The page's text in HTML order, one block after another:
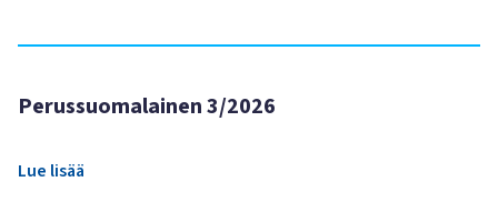
Perussuomalainen 3/2026
Lue lisää